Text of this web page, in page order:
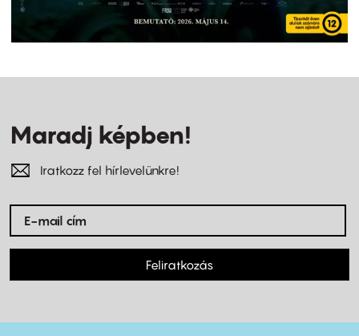
Maradj képben!
Iratkozz fel hírlevelünkre!
Feliratkozás